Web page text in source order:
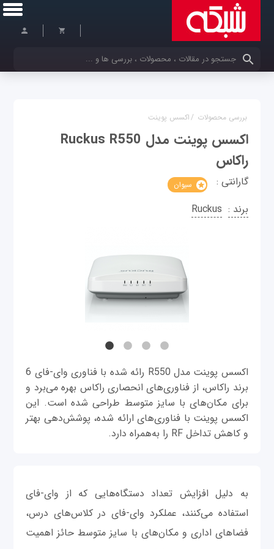
کلمات کلیدی خود را وارد کنید
بررسی محصولات /اکسس پوینت
اکسس پوینت مدل Ruckus R550
راکاس
گارانتی : سیوان
برند : Ruckus
اکسس پوینت مدل R550 رائه شده با فناوری وای-فای 6
برند راکاس، از فناوری‌های انحصاری راکاس بهره می‌برد و
برای مکان‌های با سایز متوسط طراحی شده است. این
اکسس پوینت با فناوری‌های ارائه شده، پوشش‌دهی بهتر
و کاهش تداخل RF را به‌همراه دارد.
به دلیل افزایش تعداد دستگاه‌هایی که از وای-فای
استفاده می‌کنند، عملکرد وای-فای در کلاس‌های درس،
فضاهای اداری و مکان‌های با سایز متوسط حائز اهمیت